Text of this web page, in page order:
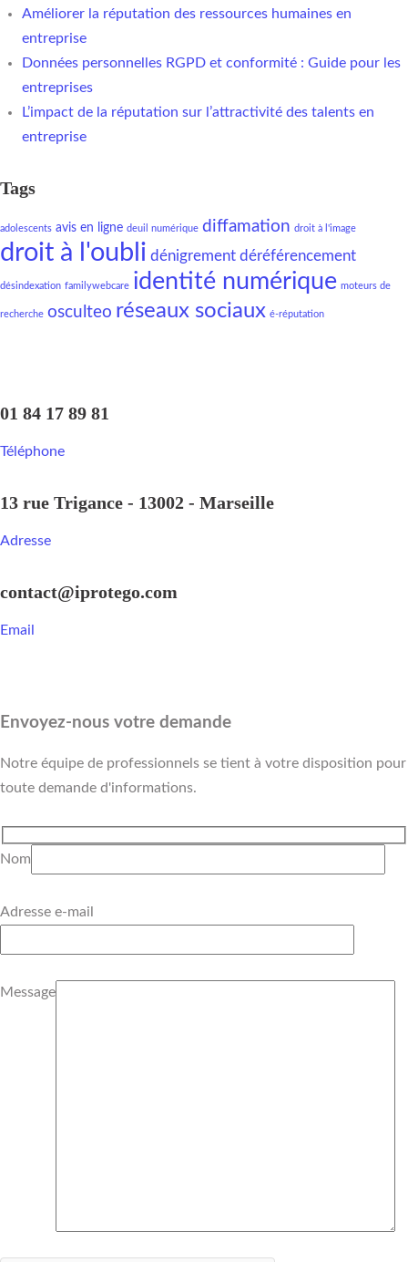
Améliorer la réputation des ressources humaines en
entreprise
Données personnelles RGPD et conformité : Guide pour les
entreprises
L’impact de la réputation sur l’attractivité des talents en
entreprise
Tags
adolescents avis en ligne deuil numérique diffamation droit à l'image
droit à l'oubli dénigrement déréférencement
désindexation familywebcare identité numérique moteurs de
recherche osculteo réseaux sociaux é-réputation
01 84 17 89 81
Téléphone
13 rue Trigance - 13002 - Marseille
Adresse
contact@iprotego.com
Email
Envoyez-nous votre demande
Notre équipe de professionnels se tient à votre disposition pour
toute demande d'informations.
Nom
Adresse e-mail
Message